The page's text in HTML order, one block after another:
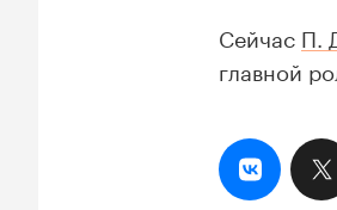
Сейчас П.
главной